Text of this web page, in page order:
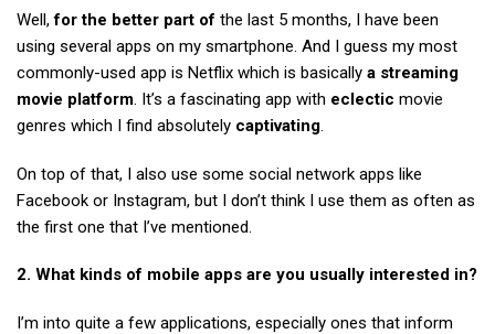
Well,for the better part of the last 5 months, I have been
using several apps on my smartphone. And I guess my most
commonly-used app is Netflix which is basically a streaming
movie platform. It’s a fascinating app with eclectic movie
genres which I find absolutely captivating.
On top of that, I also use some social network apps like
Facebook or Instagram, but I don’t think I use them as often as
the first one that I’ve mentioned.
2. What kinds of mobile apps are you usually interested in?
I’m into quite a few applications, especially ones that inform